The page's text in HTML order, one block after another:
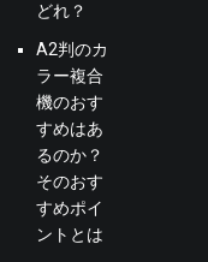
どれ？
A2判のカ
ラー複合
機のおす
すめはあ
るのか？
そのおす
すめポイ
ントとは